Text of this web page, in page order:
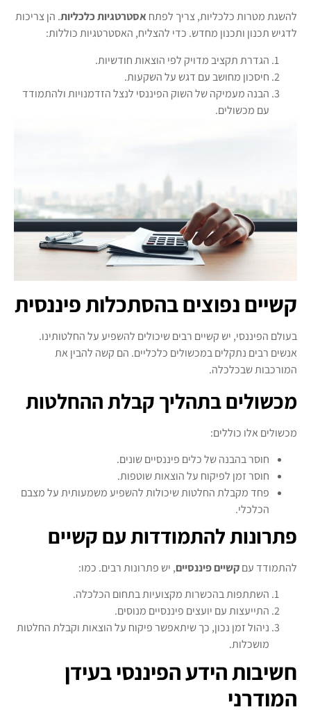
להשגת מטרות כלכליות, צריך לפתח אסטרטגיות כלכליות. הן צריכות
לדגיש תכנון ותכנון מחדש. כדי להצליח, האסטרטגיות כוללות:
הגדרת תקציב מדויק לפי הוצאות חודשיות.
חיסכון מחושב עם דגש על השקעות.
הבנה מעמיקה של השוק הפיננסי לנצל הזדמנויות ולהתמודד
עם מכשולים.
קשיים נפוצים בהסתכלות פיננסית
בעולם הפיננסי, יש קשיים רבים שיכולים להשפיע על החלטותינו.
אנשים רבים נתקלים במכשולים כלכליים. הם קשה להבין את
המורכבות שבכלכלה.
מכשולים בתהליך קבלת ההחלטות
מכשולים אלו כוללים:
חוסר בהבנה של כלים פיננסיים שונים.
חוסר זמן לפיקוח על הוצאות שוטפות.
פחד מקבלת החלטות שיכולות להשפיע משמעותית על מצבם
הכלכלי.
פתרונות להתמודדות עם קשיים
להתמודד עםקשיים פיננסיים, יש פתרונות רבים. כמו:
השתתפות בהכשרות מקצועיות בתחום הכלכלה.
התייעצות עם יועצים פיננסיים מנוסים.
ניהול זמן נכון, כך שיתאפשר פיקוח על הוצאות וקבלת החלטות
מושכלות.
חשיבות הידע הפיננסי בעידן
המודרני